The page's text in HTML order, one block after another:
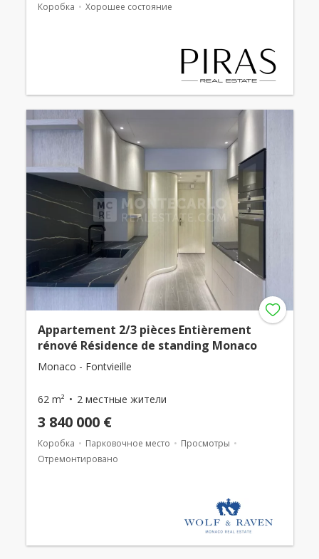
Коробка Хорошее состояние
Appartement 2/3 pièces Entièrement
rénové Résidence de standing Monaco
Monaco - Fontvieille
62 m² 2 местные жители
3 840 000 €
Коробка Парковочное место
Просмотры
Отремонтировано